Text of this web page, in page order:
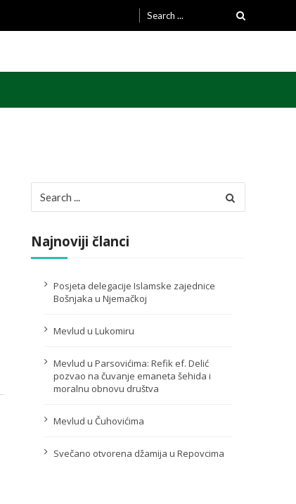
Search
for:
for:
Najnoviji članci
Posjeta delegacije Islamske zajednice
Bošnjaka u Njemačkoj
Mevlud u Lukomiru
Mevlud u Parsovićima: Refik ef. Delić
pozvao na čuvanje emaneta šehida i
moralnu obnovu društva
Mevlud u Čuhovićima
Svečano otvorena džamija u Repovcima